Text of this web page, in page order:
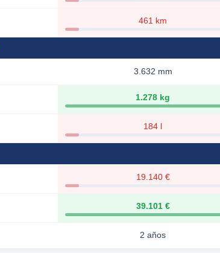
461 km
3.632 mm
1.278 kg
184 l
19.140 €
39.101 €
2 años